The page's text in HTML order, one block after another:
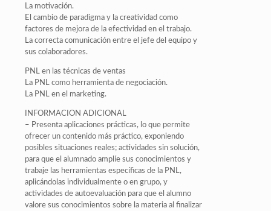
La motivación.
El cambio de paradigma y la creatividad como
factores de mejora de la efectividad en el trabajo.
La correcta comunicación entre el jefe del equipo y
sus colaboradores.
PNL en las técnicas de ventas
La PNL como herramienta de negociación.
La PNL en el marketing.
INFORMACION ADICIONAL
– Presenta aplicaciones prácticas, lo que permite
ofrecer un contenido más práctico, exponiendo
posibles situaciones reales; actividades sin solución,
para que el alumnado amplíe sus conocimientos y
trabaje las herramientas específicas de la PNL,
aplicándolas individualmente o en grupo, y
actividades de autoevaluación para que el alumno
valore sus conocimientos sobre la materia al finalizar